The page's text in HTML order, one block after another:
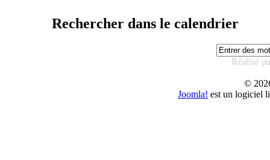
Rechercher dans le calendrier
Réalisé
©
Joomla! est un logiciel